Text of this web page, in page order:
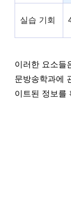
실습 기회
이러한 요소들
문방송학과에
이트된 정보를